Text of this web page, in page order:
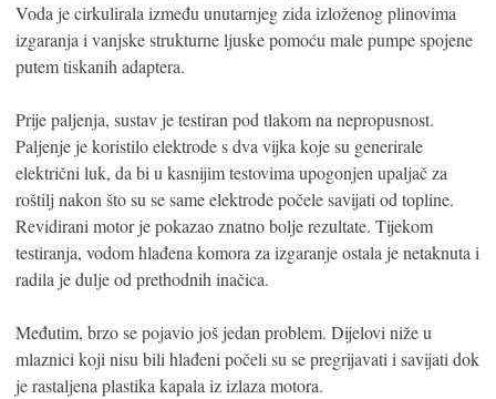
Voda je cirkulirala između unutarnjeg zida izloženog plinovima
izgaranja i vanjske strukturne ljuske pomoću male pumpe spojene
putem tiskanih adaptera.
Prije paljenja, sustav je testiran pod tlakom na nepropusnost.
Paljenje je koristilo elektrode s dva vijka koje su generirale
električni luk, da bi u kasnijim testovima upogonjen upaljač za
roštilj nakon što su se same elektrode počele savijati od topline.
Revidirani motor je pokazao znatno bolje rezultate. Tijekom
testiranja, vodom hlađena komora za izgaranje ostala je netaknuta i
radila je dulje od prethodnih inačica.
Međutim, brzo se pojavio još jedan problem. Dijelovi niže u
mlaznici koji nisu bili hlađeni počeli su se pregrijavati i savijati dok
je rastaljena plastika kapala iz izlaza motora.